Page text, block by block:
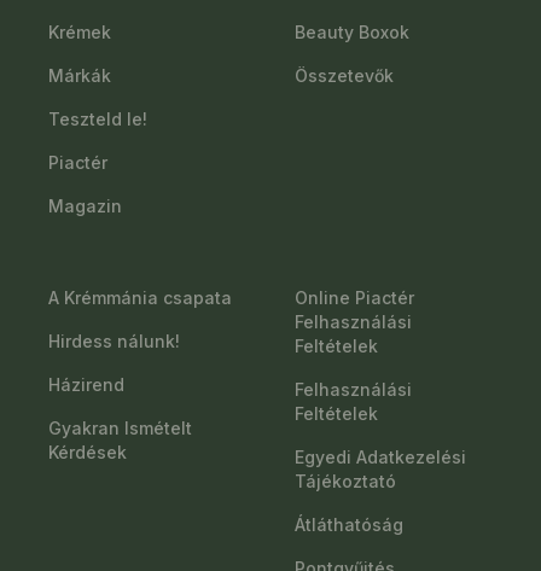
Krémek
Márkák
Teszteld le!
Piactér
Magazin
Beauty Boxok
Összetevők
A Krémmánia csapata
Hirdess nálunk!
Házirend
Gyakran Ismételt
Kérdések
Online Piactér
Felhasználási
Feltételek
Felhasználási
Feltételek
Egyedi Adatkezelési
Tájékoztató
Átláthatóság